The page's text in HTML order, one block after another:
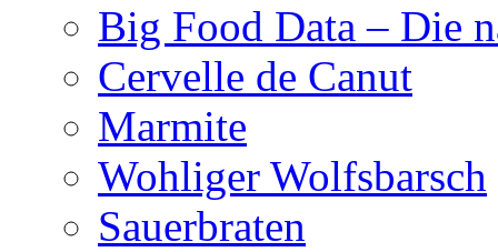
Big Food Data – Die
Cervelle de Canut
Marmite
Wohliger Wolfsbarsch
Sauerbraten